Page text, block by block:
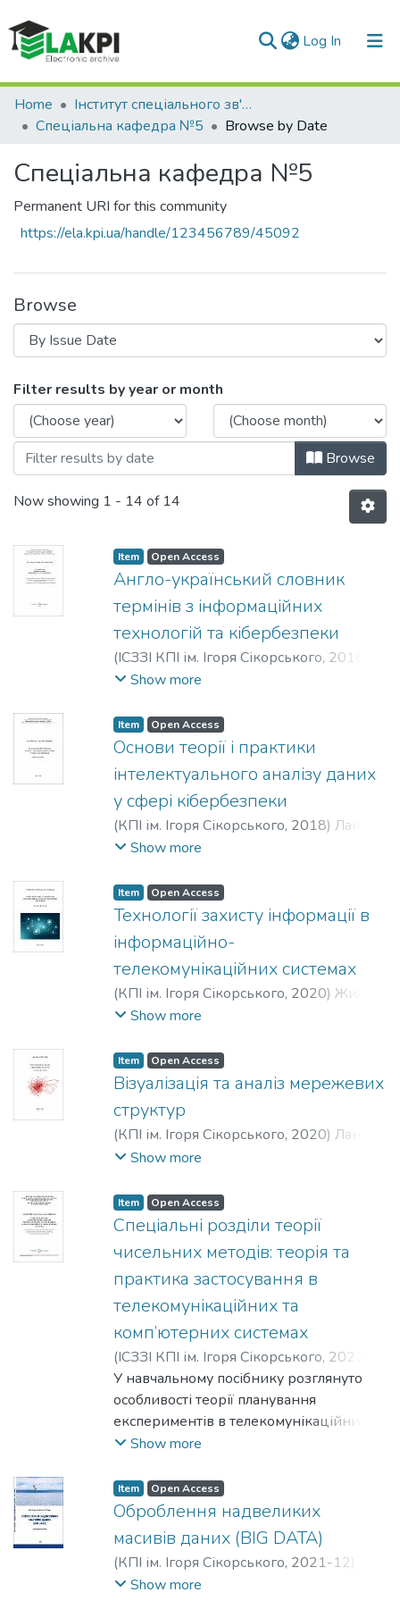
Log In (current)
Communities & Collections
All of DSpace
Home
Інститут спеціального зв'язку та захисту інформації (ІСЗЗІ)
Спеціальна кафедра №5
Browse by Date
Спеціальна кафедра №5
Permanent URI for this community
https://ela.kpi.ua/handle/123456789/45092
Browse
Browsing Спеціальна кафедра №5 by
Filter results by year or month
Browse
Now showing 1 - 14 of 14
Item Open Access
Англо-український словник
термінів з інформаційних
технологій та кібербезпеки
(ІСЗЗІ КПІ ім. Ігоря Сікорського, 2018
Гладун, Анатолій Ясонович
Юрійович;Хала, Катерина
Олександрівна
Show more
Item Open Access
Основи теорії і практики
інтелектуального аналізу даних
у сфері кібербезпеки
(КПІ ім. Ігоря Сікорського, 2018) Ланде,
Дмитро Володимирович
Show more
Item Open Access
Технології захисту інформації в
інформаційно-
телекомунікаційних системах
(КПІ ім. Ігоря Сікорського, 2020) Жилін,
Артем Вікторович
Анатолійович
Show more
Item Open Access
Візуалізація та аналіз мережевих
структур
(КПІ ім. Ігоря Сікорського, 2020) Ланде,
Дмитро Володимирович
Show more
Item Open Access
Спеціальні розділи теорії
чисельних методів: теорія та
практика застосування в
телекомунікаційних та
комп’ютерних системах
(ІСЗЗІ КПІ ім. Ігоря Сікорського, 2021
Копійка, Олег Валентинович;Субач, Ігор
Юрійович;Микитюк, Артем
В'ячеславович
У навчальному посібнику розглянуто
особливості теорії планування
експериментів в телекомунікаційних та
комп’ютерних системах та основний
експерементів в АСУ інформаційно-
телекомунікаційними мережами (ІТМ).
Наведено практичні приклади
застосування чисельних методів для
рішення задач з аналізу та оцінки
навантаження ІТМ, а також синтезу
Show more
Item Open Access
Оброблення надвеликих
масивів даних (BIG DATA)
(КПІ ім. Ігоря Сікорського, 2021-12)
Ланде, Дмитро Володимирович
Show more